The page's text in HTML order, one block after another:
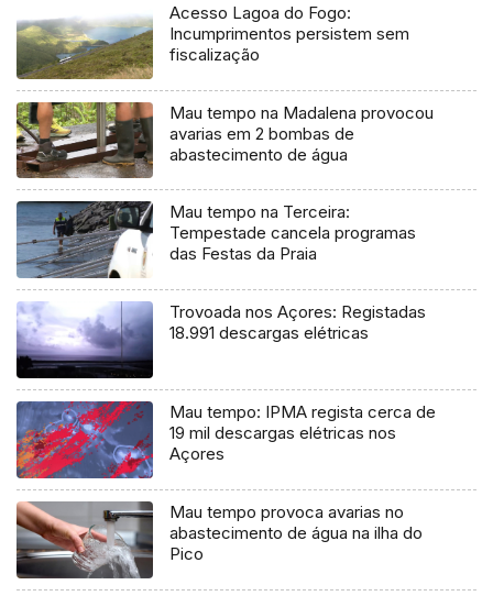
Acesso Lagoa do Fogo:
Incumprimentos persistem sem
fiscalização
Mau tempo na Madalena provocou
avarias em 2 bombas de
abastecimento de água
Mau tempo na Terceira:
Tempestade cancela programas
das Festas da Praia
Trovoada nos Açores: Registadas
18.991 descargas elétricas
Mau tempo: IPMA regista cerca de
19 mil descargas elétricas nos
Açores
Mau tempo provoca avarias no
abastecimento de água na ilha do
Pico